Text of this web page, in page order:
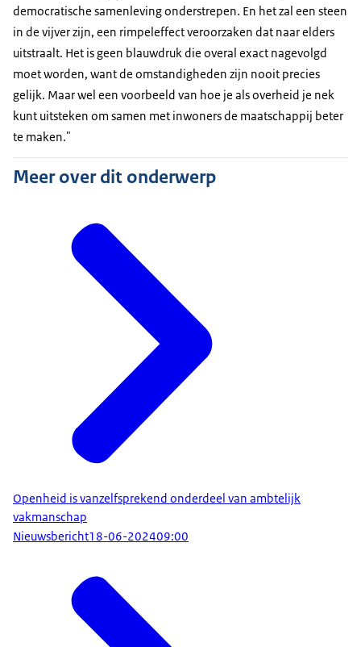
democratische samenleving onderstrepen. En het zal een steen
in de vijver zijn, een rimpeleffect veroorzaken dat naar elders
uitstraalt. Het is geen blauwdruk die overal exact nagevolgd
moet worden, want de omstandigheden zijn nooit precies
gelijk. Maar wel een voorbeeld van hoe je als overheid je nek
kunt uitsteken om samen met inwoners de maatschappij beter
te maken."
Meer over dit onderwerp
Openheid is vanzelfsprekend onderdeel van ambtelijk
vakmanschap
Nieuwsbericht18-06-202409:00